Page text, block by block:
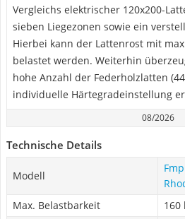
Vergleichs elektrischer 120x200-
sieben Liegezonen sowie ein
Hierbei kann der Lattenrost mit
belastet werden. Weiterhin
hohe Anzahl der Federholzlatten
individuelle Härtegradeinstellung
08/2026
Technische Details
Modell
Max. Belastbarkeit
160